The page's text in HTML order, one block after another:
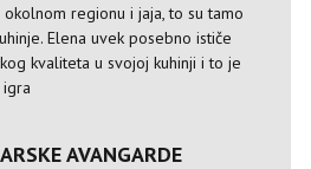
regionu i jaja, to su tamo
Elena uvek posebno ističe
kvaliteta u svojoj kuhinji i to je
AVANGARDE